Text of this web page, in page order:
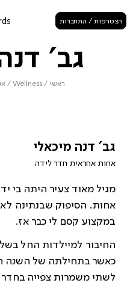
הצטרפות / התחברות
גב'
ראשי /
Wellness
/
גב' דנה מיכאלי
אחות אחראית חדר לידה
מגיל מאוד צעיר היתה בי
אחות. הסיפוק שבנתינה
במקצוע קסם לי כבר אז.
החיבור למיילדות החל
כאשר בתחילתה של השנה
לשתי משמרות צפייה